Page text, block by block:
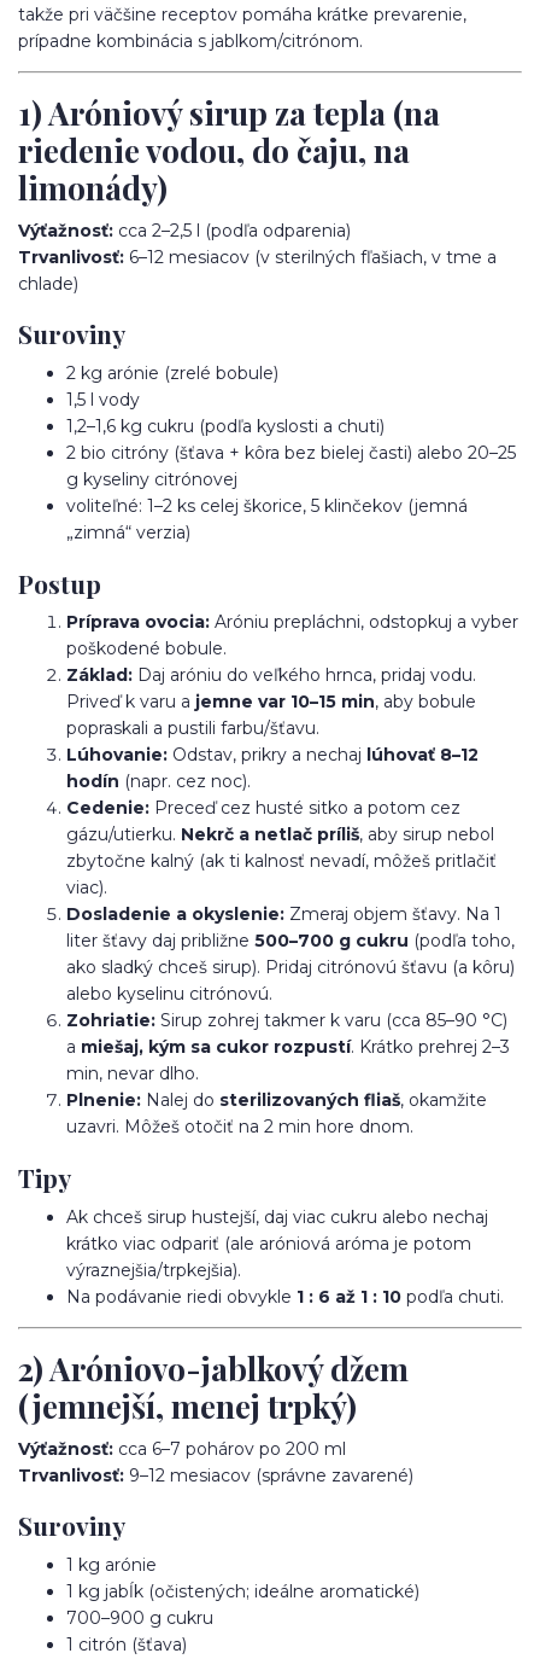
takže pri väčšine receptov pomáha krátke prevarenie,
prípadne kombinácia s jablkom/citrónom.
1) Aróniový sirup za tepla (na
riedenie vodou, do čaju, na
limonády)
Výťažnosť: cca 2–2,5 l (podľa odparenia)
Trvanlivosť: 6–12 mesiacov (v sterilných fľašiach, v tme a
chlade)
Suroviny
2 kg arónie (zrelé bobule)
1,5 l vody
1,2–1,6 kg cukru (podľa kyslosti a chuti)
2 bio citróny (šťava + kôra bez bielej časti) alebo 20–25
g kyseliny citrónovej
voliteľné: 1–2 ks celej škorice, 5 klinčekov (jemná
„zimná“ verzia)
Postup
Príprava ovocia: Aróniu prepláchni, odstopkuj a vyber
poškodené bobule.
Základ: Daj aróniu do veľkého hrnca, pridaj vodu.
Priveď k varu a jemne var 10–15 min, aby bobule
popraskali a pustili farbu/šťavu.
Lúhovanie: Odstav, prikry a nechaj lúhovať 8–12
hodín (napr. cez noc).
Cedenie: Preceď cez husté sitko a potom cez
gázu/utierku. Nekrč a netlač príliš, aby sirup nebol
zbytočne kalný (ak ti kalnosť nevadí, môžeš pritlačiť
viac).
Dosladenie a okyslenie: Zmeraj objem šťavy. Na 1
liter šťavy daj približne 500–700 g cukru (podľa toho,
ako sladký chceš sirup). Pridaj citrónovú šťavu (a kôru)
alebo kyselinu citrónovú.
Zohriatie: Sirup zohrej takmer k varu (cca 85–90 °C)
a miešaj, kým sa cukor rozpustí. Krátko prehrej 2–3
min, nevar dlho.
Plnenie: Nalej do sterilizovaných fliaš, okamžite
uzavri. Môžeš otočiť na 2 min hore dnom.
Tipy
Ak chceš sirup hustejší, daj viac cukru alebo nechaj
krátko viac odpariť (ale aróniová aróma je potom
výraznejšia/trpkejšia).
Na podávanie riedi obvykle 1 : 6 až 1 : 10 podľa chuti.
2) Aróniovo-jablkový džem
(jemnejší, menej trpký)
Výťažnosť: cca 6–7 pohárov po 200 ml
Trvanlivosť: 9–12 mesiacov (správne zavarené)
Suroviny
1 kg arónie
1 kg jabĺk (očistených; ideálne aromatické)
700–900 g cukru
1 citrón (šťava)